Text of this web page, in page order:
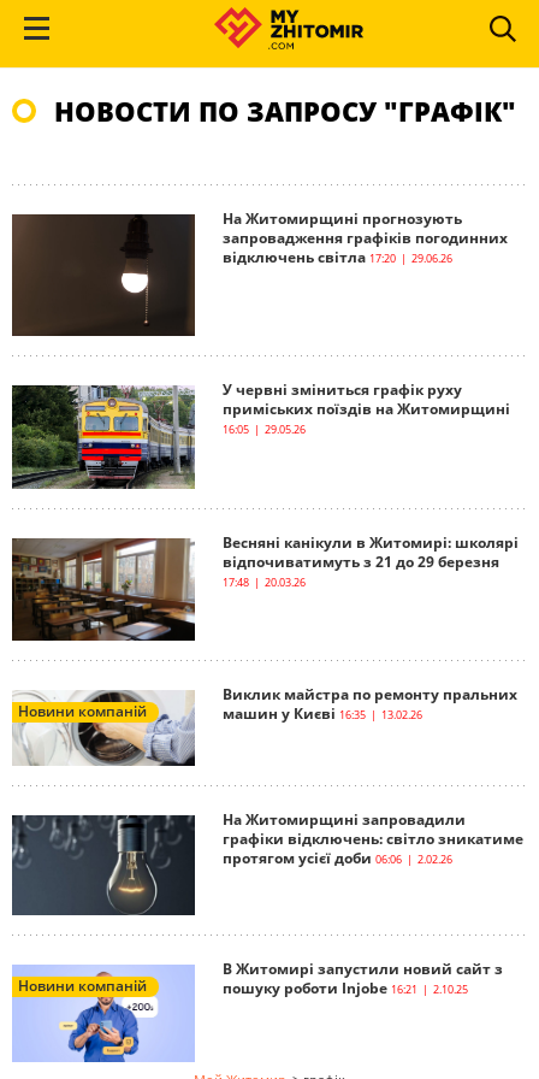
НОВОСТИ ПО ЗАПРОСУ "ГРАФІК"
На Житомирщині прогнозують
запровадження графіків погодинних
відключень світла 17:20 | 29.06.26
У червні зміниться графік руху
приміських поїздів на Житомирщині
16:05 | 29.05.26
Весняні канікули в Житомирі: школярі
відпочиватимуть з 21 до 29 березня
17:48 | 20.03.26
Новини компаній
Виклик майстра по ремонту пральних
машин у Києві 16:35 | 13.02.26
На Житомирщині запровадили
графіки відключень: світло зникатиме
протягом усієї доби 06:06 | 2.02.26
Новини компаній
В Житомирі запустили новий сайт з
пошуку роботи Injobe 16:21 | 2.10.25